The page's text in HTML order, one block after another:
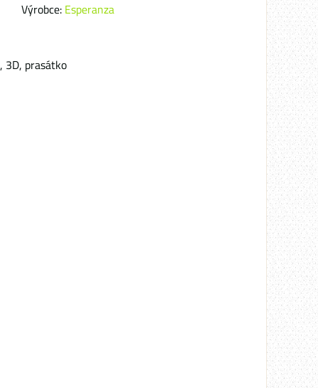
Výrobce: Esperanza
3D, prasátko